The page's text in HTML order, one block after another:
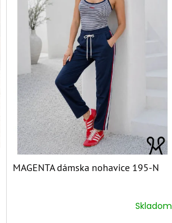
MAGENTA dámska nohavice 195-N
Skladom